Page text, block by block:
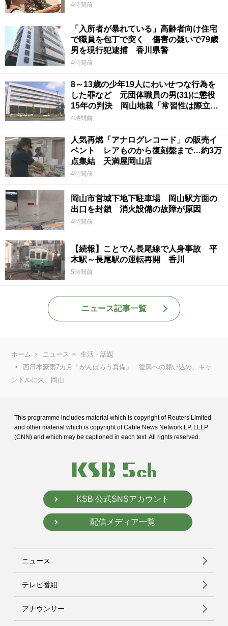
4時間前
「入所者が暴れている」高齢者向け住宅
で職員を包丁で突く 傷害の疑いで79歳
男を現行犯逮捕 香川県警
4時間前
8～13歳の少年19人にわいせつな行為を
した罪など 元団体職員の男(31)に懲役
15年の判決 岡山地裁「常習性は際立っ
ていて被害結果も非常に重い」
4時間前
人気再燃「アナログレコード」の販売イ
ベント レアものから復刻盤まで…約3万
点集結 天満屋岡山店
4時間前
岡山市営城下地下駐車場 岡山駅方面の
出口を封鎖 消火設備の故障が原因
4時間前
【続報】ことでん長尾線で人身事故 平
木駅～長尾駅の運転再開 香川
5時間前
ニュース記事一覧
ホーム ニュース
生活・話題
西日本豪雨7カ月「がんばろう真備」 復興への願い込め、キャ
ンドルに火 岡山
This programme includes material which is copyright of Reuters Limited
and other material which is copyright of Cable News Network LP, LLLP
(CNN) and which may be captioned in each text. All rights reserved.
KSB 公式SNSアカウント
配信メディア一覧
ニュース
テレビ番組
アナウンサー